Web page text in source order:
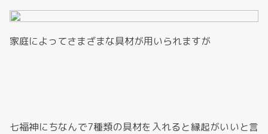
家庭によってさまざまな具材が用いられますが
七福神にちなんで7種類の具材を入れると縁起がいいと言